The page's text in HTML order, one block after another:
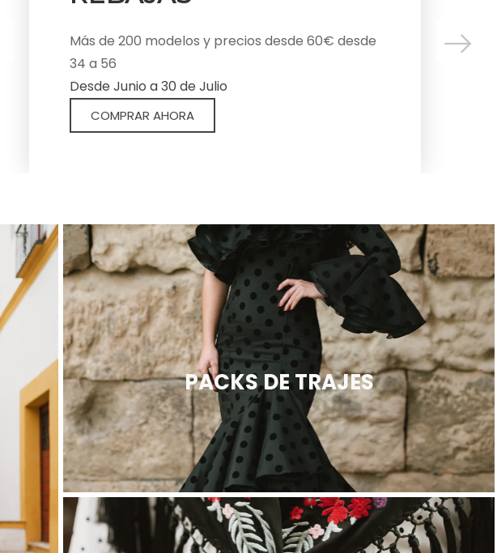
Más de 200 modelos y precios desde 60€ desde
34 a 56
Desde Junio a 30 de Julio
COMPRAR AHORA
Vestimos a tu grupo de danza y baile con estilo y
grandes descuentos. Trajes originales y
elegantes, con variedad y buen precio. Y
actuación con personalidad, fuerza y tradición
flamenca.
PACKS DE TRAJES